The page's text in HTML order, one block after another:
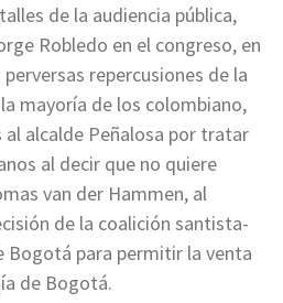
de la audiencia pública,
Robledo en el congreso, en
repercusiones de la
mayoría de los colombiano,
alcalde Peñalosa por tratar
al decir que no quiere
van der Hammen, al
de la coalición santista-
Bogotá para permitir la venta
de Bogotá.